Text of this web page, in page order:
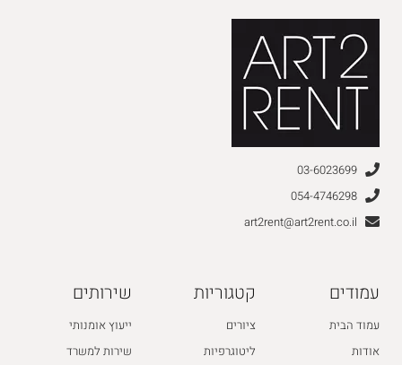
03-6023699
054-4746298
art2rent@art2rent.co.il
עמודים
עמוד הבית
אודות
קטגוריות
ציורים
ליטוגרפיות
שירותים
ייעוץ אומנותי
שירות למשרד